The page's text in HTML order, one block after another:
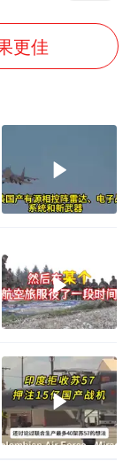
国内发现多起“Sorry”勒索病毒攻击
排至黄浦江
我国民营企业创新动能持续增强
更佳